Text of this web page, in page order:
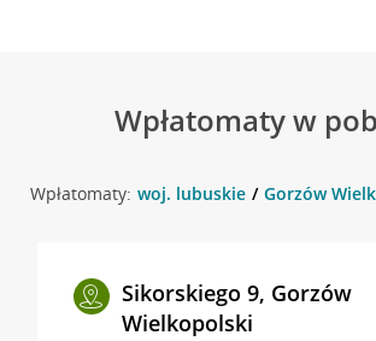
Wpłatomaty w
Wpłatomaty: woj. lubuskie Gorzów
Sikorskiego 9, Gorzów
Wielkopolski